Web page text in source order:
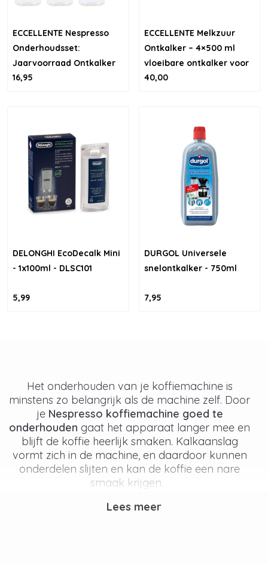
ECCELLENTE Nespresso
Onderhoudsset:
Jaarvoorraad Ontkalker
16,95
ECCELLENTE Melkzuur
Ontkalker – 4×500 ml
vloeibare ontkalker voor
koffiemachines (20
40,00
DELONGHI EcoDecalk Mini
- 1x100ml - DLSC101
5,99
DURGOL Universele
snelontkalker - 750ml
7,95
Het onderhouden van je koffiemachine is
minstens zo belangrijk als de machine zelf. Door
je Nespresso koffiemachine goed te
onderhouden gaat het apparaat langer mee en
blijft de koffie heerlijk smaken. Kalkaanslag
vormt zich in de machine, en daardoor kunnen
onderdelen slijten en kan de koffie een nare
smaak krijgen.
Waarom moet je jouw Nespresso
Lees meer